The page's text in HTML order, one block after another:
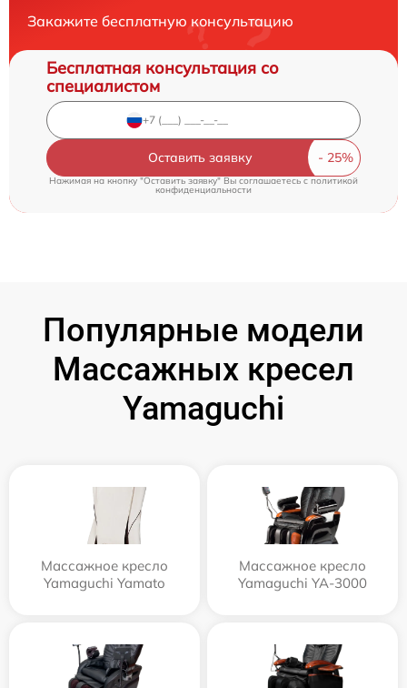
Закажите бесплатную консультацию
Бесплатная консультация со
специалистом
Оставить заявку
Нажимая на кнопку "Оставить заявку" Вы соглашаетесь cполитикой
конфиденциальности
Популярные модели
Массажных кресел
Yamaguchi
Массажное кресло
Yamaguchi Yamato
Массажное кресло
Yamaguchi YA-3000